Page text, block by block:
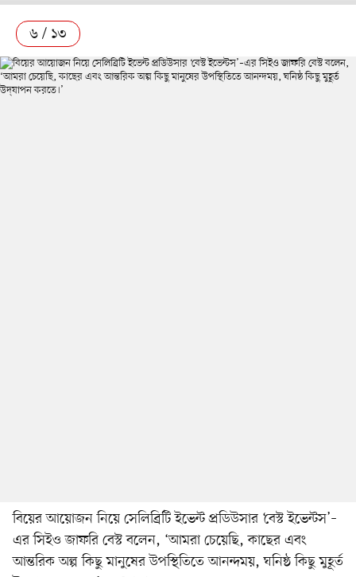
৬ / ১৩
বিয়ের আয়োজন নিয়ে সেলিব্রিটি ইভেন্ট প্রডিউসার ‘বেস্ট ইভেন্টস’–
এর সিইও জাফরি বেস্ট বলেন, ‘আমরা চেয়েছি, কাছের এবং
আন্তরিক অল্প কিছু মানুষের উপস্থিতিতে আনন্দময়, ঘনিষ্ঠ কিছু মুহূর্ত